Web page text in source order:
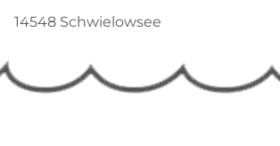
14548 Schwielowsee